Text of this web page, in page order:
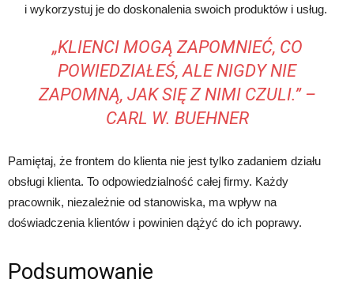
i wykorzystuj je do doskonalenia swoich produktów i usług.
„KLIENCI MOGĄ ZAPOMNIEĆ, CO
POWIEDZIAŁEŚ, ALE NIGDY NIE
ZAPOMNĄ, JAK SIĘ Z NIMI CZULI.” –
CARL W. BUEHNER
Pamiętaj, że frontem do klienta nie jest tylko zadaniem działu
obsługi klienta. To odpowiedzialność całej firmy. Każdy
pracownik, niezależnie od stanowiska, ma wpływ na
doświadczenia klientów i powinien dążyć do ich poprawy.
Podsumowanie